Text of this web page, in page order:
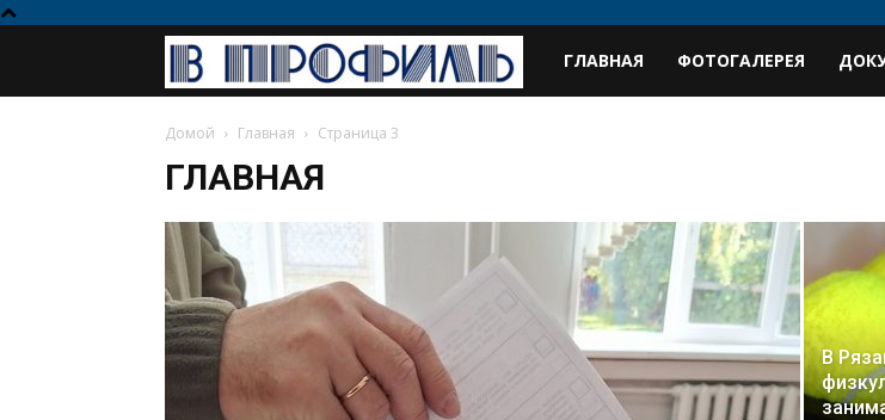
ГЛАВНАЯ ФОТОГАЛЕРЕЯ
Домой Главная Страница 3
ГЛАВНАЯ
В